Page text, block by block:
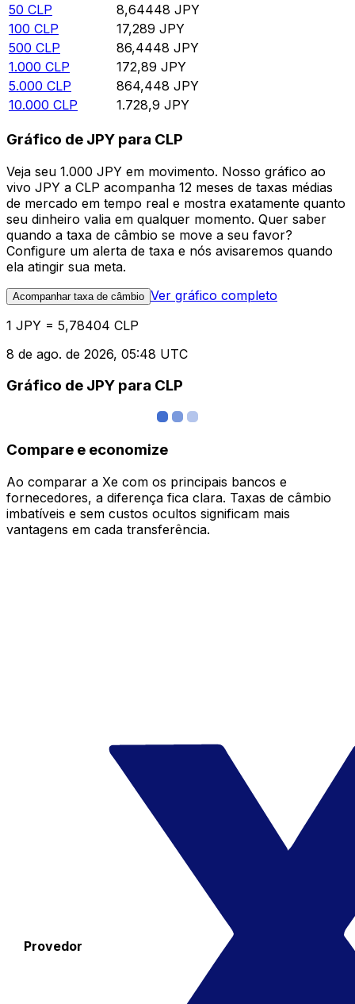
50 CLP 8,64448 JPY
100 CLP 17,289 JPY
500 CLP 86,4448 JPY
1.000 CLP 172,89 JPY
5.000 CLP 864,448 JPY
10.000 CLP 1.728,9 JPY
Gráfico de JPY para CLP
Veja seu 1.000 JPY em movimento. Nosso gráfico ao
vivo JPY a CLP acompanha 12 meses de taxas médias
de mercado em tempo real e mostra exatamente quanto
seu dinheiro valia em qualquer momento. Quer saber
quando a taxa de câmbio se move a seu favor?
Configure um alerta de taxa e nós avisaremos quando
ela atingir sua meta.
Acompanhar taxa de câmbio Ver gráfico completo
1 JPY = 5,78404 CLP
8 de ago. de 2026, 05:48 UTC
Gráfico de JPY para CLP
Compare e economize
Ao comparar a Xe com os principais bancos e
fornecedores, a diferença fica clara. Taxas de câmbio
imbatíveis e sem custos ocultos significam mais
vantagens em cada transferência.
Provedor